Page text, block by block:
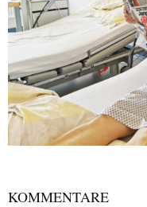
KOMMENTARE